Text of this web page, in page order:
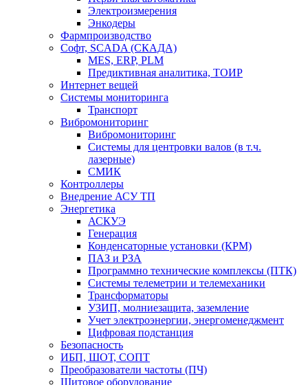
Электроизмерения
Энкодеры
Фармпроизводство
Софт, SCADA (СКАДА)
MES, ERP, PLM
Предиктивная аналитика, ТОИР
Интернет вещей
Системы мониторинга
Транспорт
Вибромониторинг
Вибромониторинг
Системы для центровки валов (в т.ч.
лазерные)
СМИК
Контроллеры
Внедрение АСУ ТП
Энергетика
АСКУЭ
Генерация
Конденсаторные установки (КРМ)
ПАЗ и РЗА
Программно технические комплексы (ПТК)
Системы телеметрии и телемеханики
Трансформаторы
УЗИП, молниезащита, заземление
Учет электроэнергии, энергоменеджмент
Цифровая подстанция
Безопасность
ИБП, ШОТ, СОПТ
Преобразователи частоты (ПЧ)
Щитовое оборудование